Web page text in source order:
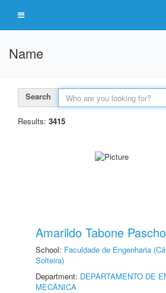
Name
Search
Results: 3415
Amarildo Tabone
School: Faculdade de Engenharia
Solteira)
Department: DEPARTAMENTO DE
MECÂNICA